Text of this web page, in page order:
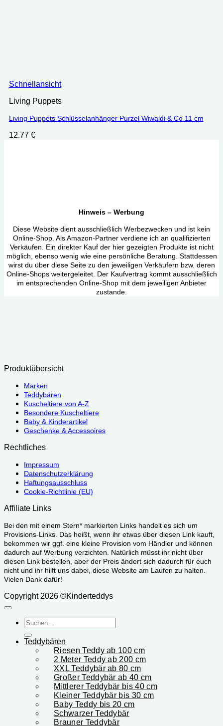
Schnellansicht
Living Puppets
Living Puppets Schlüsselanhänger Purzel Wiwaldi & Co 11 cm
12.77 €
Hinweis – Werbung
Diese Website dient ausschließlich Werbezwecken und ist kein
Online-Shop. Als Amazon-Partner verdiene ich an qualifizierten
Verkäufen. Ein direkter Kauf der hier gezeigten Produkte ist nicht
möglich, ebenso wenig wie eine persönliche Beratung. Stattdessen
wirst du über diese Seite zu den jeweiligen Verkäufern bzw. deren
Online-Shops weitergeleitet. Der Kaufvertrag kommt ausschließlich
im entsprechenden Online-Shop mit dem jeweiligen Anbieter
zustande.
Produktübersicht
Marken
Teddybären
Kuscheltiere von A-Z
Besondere Kuscheltiere
Baby & Kinderartikel
Geschenke & Accessoires
Rechtliches
Impressum
Datenschutzerklärung
Haftungsausschluss
Cookie-Richtlinie (EU)
Affiliate Links
Bei den mit einem Stern* markierten Links handelt es sich um
Provisions-Links. Das heißt, wenn ihr etwas über diesen Link kauft,
bekommen wir ggf. eine kleine Provision vom Händler und können
dadurch auf Werbung verzichten. Natürlich müsst ihr nicht über
diesen Link bestellen, aber der Preis ändert sich dadurch für euch
nicht und ihr hilft uns dabei, diese Website am Laufen zu halten.
Vielen Dank dafür!
Copyright 2026 ©Kinderteddys
Suchen
nach:
Teddybären
Riesen Teddy ab 100 cm
2 Meter Teddy ab 200 cm
XXL Teddybär ab 80 cm
Großer Teddybär ab 40 cm
Mittlerer Teddybär bis 40 cm
Kleiner Teddybär bis 30 cm
Baby Teddy bis 20 cm
Schwarzer Teddybär
Brauner Teddybär